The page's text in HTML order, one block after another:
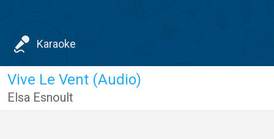
Karaoke
Vive Le Vent (Audio)
Elsa Esnoult